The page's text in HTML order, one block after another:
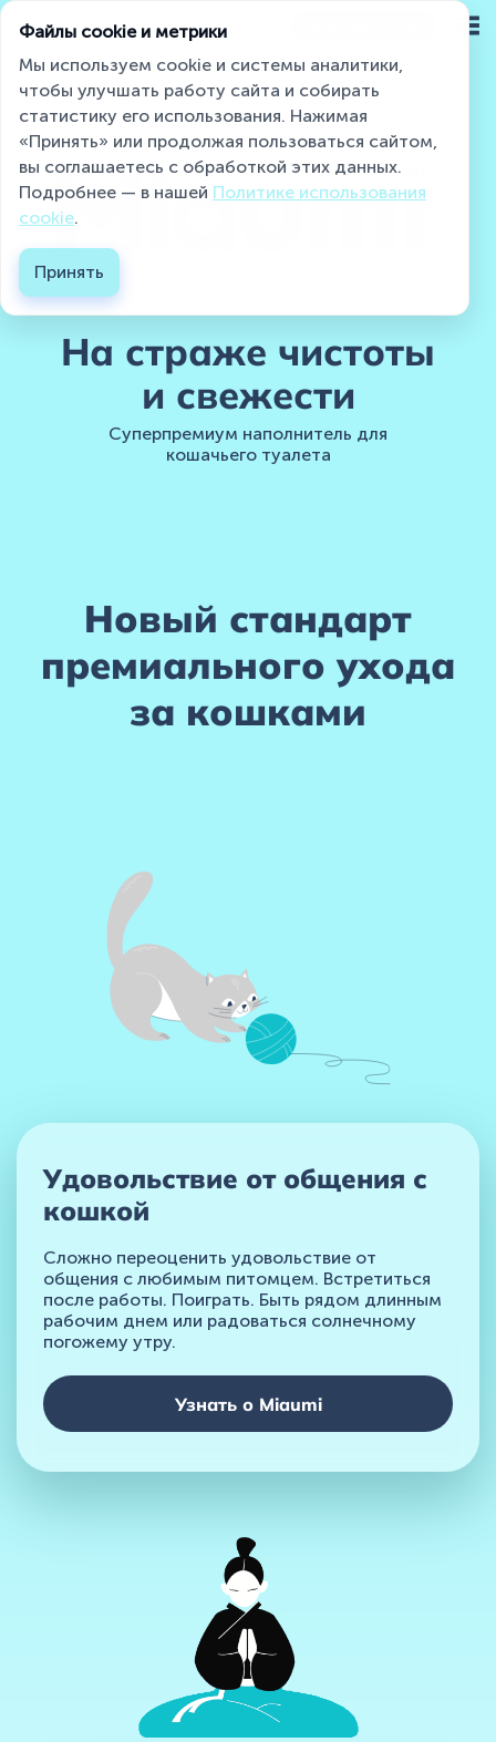
Miaumi® на страже чистоты и свежести
Каталог
О бренде
Контакты
На страже чистоты
и свежести
Суперпремиум наполнитель для
кошачьего туалета
Новый стандарт
премиального ухода
за кошками
Удовольствие от общения с
кошкой
Сложно переоценить удовольствие от
общения с любимым питомцем. Встретиться
после работы. Поиграть. Быть рядом длинным
рабочим днем или радоваться солнечному
погожему утру.
Узнать о Miaumi
Файлы cookie и метрики
Мы используем cookie и системы аналитики,
чтобы улучшать работу сайта и собирать
статистику его использования. Нажимая
«Принять» или продолжая пользоваться сайтом,
вы соглашаетесь с обработкой этих данных.
Подробнее — в нашей Политике использования
cookie.
Принять